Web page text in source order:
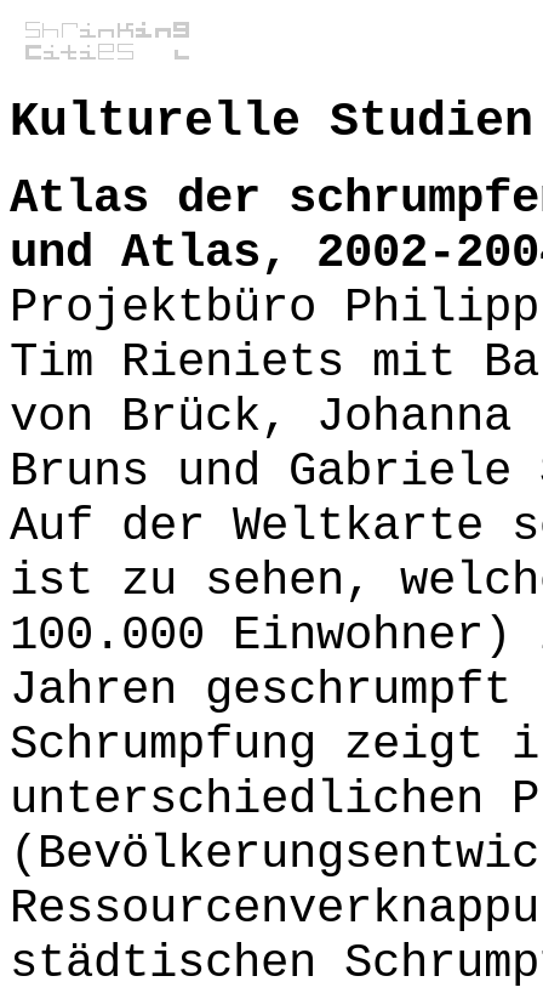
Kulturelle Studien
Atlas der
und Atlas, 2002-
Projektbüro
Tim Rieniets mit
von Brück, Johanna
Bruns und Gabriele
Auf der Weltkarte
ist zu sehen,
100.000
Jahren
Schrumpfung
unterschiedlichen
städtischen